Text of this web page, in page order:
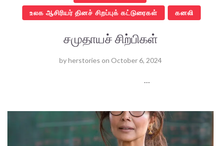
உலக ஆசிரியர் தினச் சிறப்புக் கட்டுரைகள் கனலி
சமுதாயச் சிற்பிகள்
byherstories on October 6, 2024